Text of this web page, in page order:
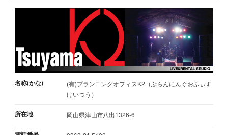
名称(かな)
(有)プランニングオフィスK2（ぷらんにんぐおふぃす
けいつう）
所在地 岡山県津山市八出1326-6